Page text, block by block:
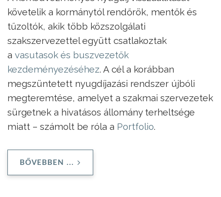
követelik a kormánytól rendőrök, mentők és
tűzoltók, akik több közszolgálati
szakszervezettel együtt csatlakoztak
a vasutasok és buszvezetők
kezdeményezéséhez. A cél a korábban
megszüntetett nyugdíjazási rendszer újbóli
megteremtése, amelyet a szakmai szervezetek
sürgetnek a hivatásos állomány terheltsége
miatt – számolt be róla a Portfolio.
BŐVEBBEN ...